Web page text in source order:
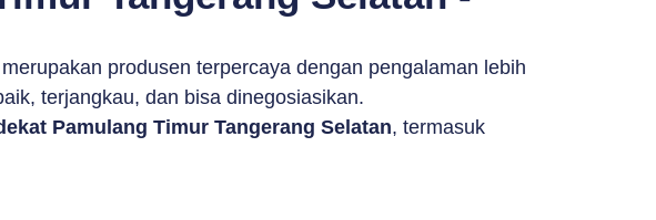
merupakan produsen terpercaya dengan pengalaman lebih
terjangkau, dan bisa dinegosiasikan.
Pamulang Timur Tangerang Selatan, termasuk